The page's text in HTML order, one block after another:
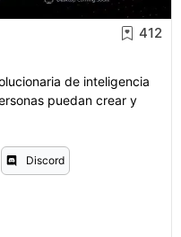
412
de inteligencia
puedan crear y
Discord